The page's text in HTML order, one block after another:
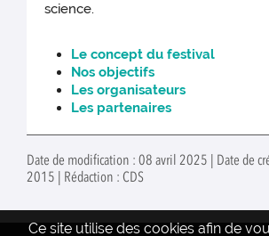
science.
Le concept du festival
Nos objectifs
Les organisateurs
Les partenaires
Date de modification : 08 avril 2025 | Date de
2015 | Rédaction : CDS
Ce site utilise des cookies afin de